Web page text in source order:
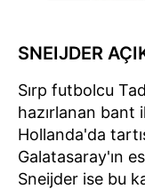
SNEIJDER
Sırp futbolcu
hazırlanan bant
Hollanda'da
Galatasaray'ın
Sneijder ise bu